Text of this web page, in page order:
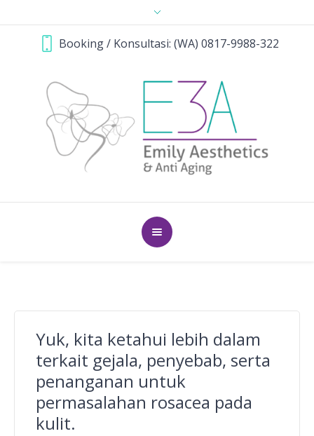
Booking / Konsultasi: (WA) 0817-9988-322
Yuk, kita ketahui lebih dalam
terkait gejala, penyebab, serta
penanganan untuk
permasalahan rosacea pada
kulit.